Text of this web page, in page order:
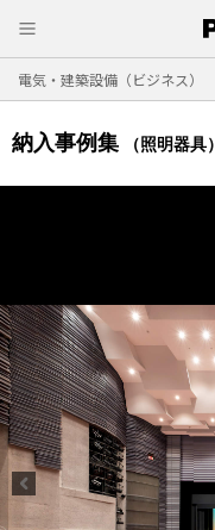
電気・建築設備（ビジネス）
納入事例集 （照明器具）